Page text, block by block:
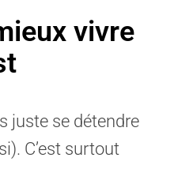
vivre
juste se détendre
C’est surtout